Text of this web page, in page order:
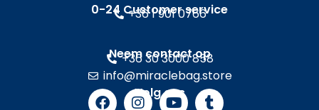
0-24 Customer service
+36 1 901 0766
Neem contact op
+36 30 3000 858
info@miraclebag.store
Volg ons